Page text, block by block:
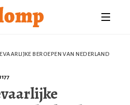
BEROEPEN VAN NEDERLAND